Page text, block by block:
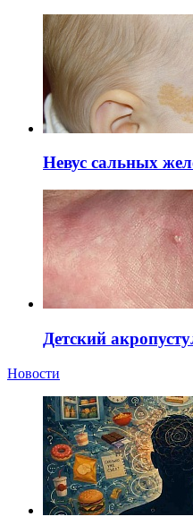
Невус сальных
Детский
Новости